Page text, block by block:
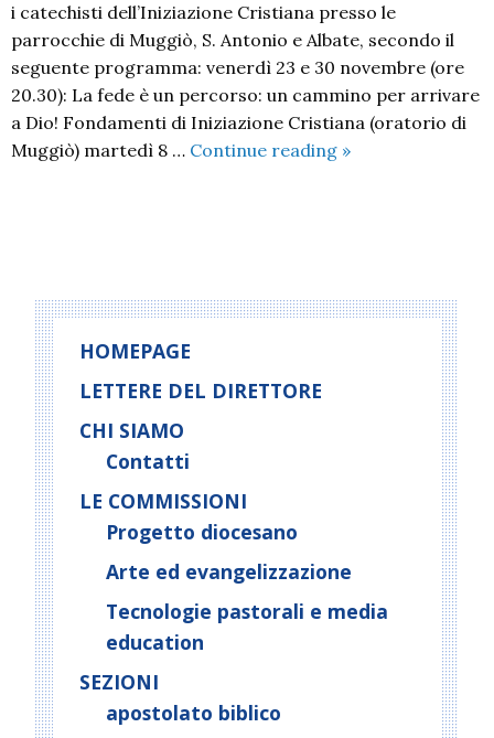
i catechisti dell’Iniziazione Cristiana presso le
parrocchie di Muggiò, S. Antonio e Albate, secondo il
seguente programma: venerdì 23 e 30 novembre (ore
20.30): La fede è un percorso: un cammino per arrivare
a Dio! Fondamenti di Iniziazione Cristiana (oratorio di
Muggiò) martedì 8 … Continue reading Incontri
dell’Iniziazione
»
HOMEPAGE
LETTERE DEL DIRETTORE
CHI SIAMO
Contatti
LE COMMISSIONI
Progetto diocesano
Arte ed evangelizzazione
Tecnologie pastorali e media
education
SEZIONI
apostolato biblico